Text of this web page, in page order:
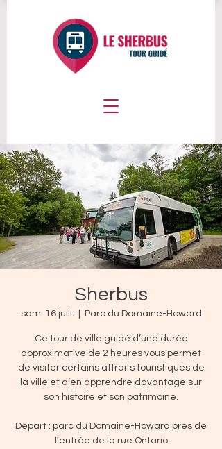
Sherbus
sam. 16 juill. Parc du Domaine-Howard
Ce tour de ville guidé d’une durée
approximative de 2 heures vous permet
de visiter certains attraits touristiques de
la ville et d’en apprendre davantage sur
son histoire et son patrimoine.
Départ : parc du Domaine-Howard près de
l'entrée de la rue Ontario